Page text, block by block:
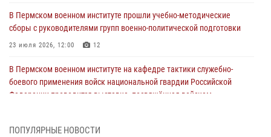
В Пермском военном институте прошли учебно-методические
сборы с руководителями групп военно-политической подготовки
23 июля 2026, 12:00 12
В Пермском военном институте на кафедре тактики служебно-
боевого применения войск национальной гвардии Российской
Федерации проводится выставка, посвящённая войскам
ПОПУЛЯРНЫЕ НОВОСТИ